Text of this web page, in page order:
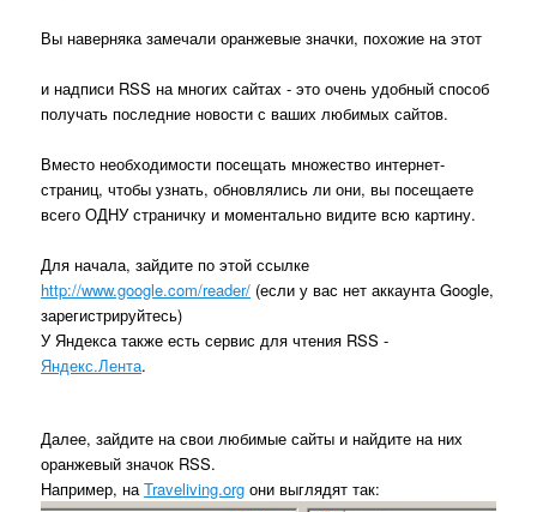
Вы наверняка замечали оранжевые значки, похожие на этот
и надписи RSS на многих сайтах - это очень удобный способ
получать последние новости с ваших любимых сайтов.
Вместо необходимости посещать множество интернет-
страниц, чтобы узнать, обновлялись ли они, вы посещаете
всего ОДНУ страничку и моментально видите всю картину.
Для начала, зайдите по этой ссылке
http://www.google.com/reader/ (если у вас нет аккаунта Google,
зарегистрируйтесь)
У Яндекса также есть сервис для чтения RSS -
Яндекс.Лента.
Далее, зайдите на свои любимые сайты и найдите на них
оранжевый значок RSS.
Например, наTraveliving.org они выглядят так: